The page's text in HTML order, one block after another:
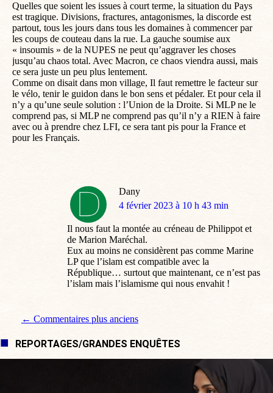
Quelles que soient les issues à court terme, la situation du Pays
est tragique. Divisions, fractures, antagonismes, la discorde est
partout, tous les jours dans tous les domaines à commencer par
les coups de couteau dans la rue. La gauche soumise aux
« insoumis » de la NUPES ne peut qu’aggraver les choses
jusqu’au chaos total. Avec Macron, ce chaos viendra aussi, mais
ce sera juste un peu plus lentement.
Comme on disait dans mon village, Il faut remettre le facteur sur
le vélo, tenir le guidon dans le bon sens et pédaler. Et pour cela il
n’y a qu’une seule solution : l’Union de la Droite. Si MLP ne le
comprend pas, si MLP ne comprend pas qu’il n’y a RIEN à faire
avec ou à prendre chez LFI, ce sera tant pis pour la France et
pour les Français.
Dany
dit
4 février 2023 à 10 h 43 min
Il nous faut la montée au créneau de Philippot et
de Marion Maréchal.
Eux au moins ne considèrent pas comme Marine
LP que l’islam est compatible avec la
République… surtout que maintenant, ce n’est pas
l’islam mais l’islamisme qui nous envahit !
Navigation de commentaire
← Commentaires plus anciens
REPORTAGES/GRANDES ENQUÊTES